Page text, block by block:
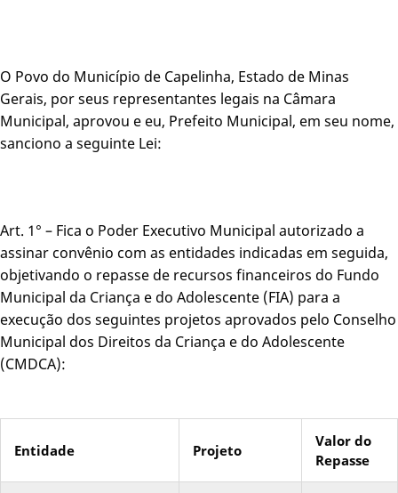
O Povo do Município de Capelinha, Estado de Minas
Gerais, por seus representantes legais na Câmara
Municipal, aprovou e eu, Prefeito Municipal, em seu nome,
sanciono a seguinte Lei:
Art. 1° – Fica o Poder Executivo Municipal autorizado a
assinar convênio com as entidades indicadas em seguida,
objetivando o repasse de recursos financeiros do Fundo
Municipal da Criança e do Adolescente (FIA) para a
execução dos seguintes projetos aprovados pelo Conselho
Municipal dos Direitos da Criança e do Adolescente
(CMDCA):
Entidade Projeto
Valor do
Repasse